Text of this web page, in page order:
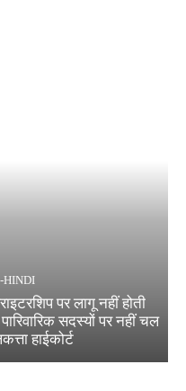
HINDI
पर लागू नहीं होती
पारिवारिक सदस्यों पर नहीं चल
हाईकोर्ट